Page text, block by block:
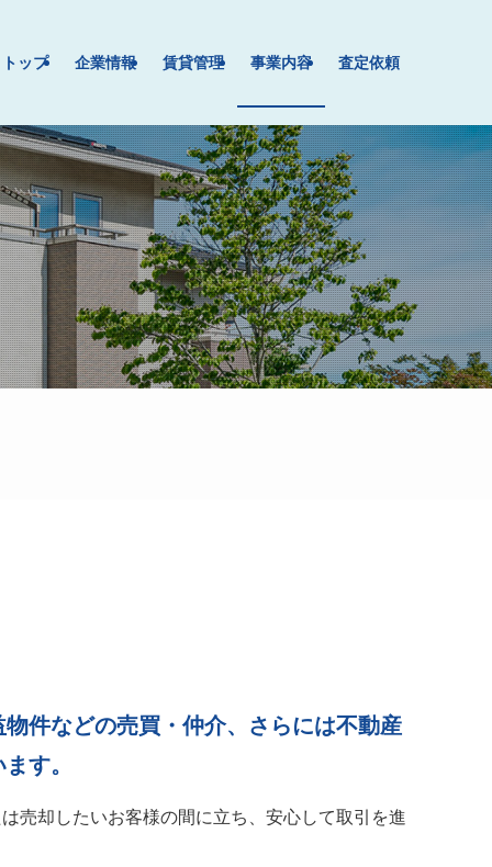
トップ 企業情報 賃貸管理 事業内容 査定依頼
件などの売買・仲介、さらには不動産
す。
売却したいお客様の間に立ち、安心して取引を進